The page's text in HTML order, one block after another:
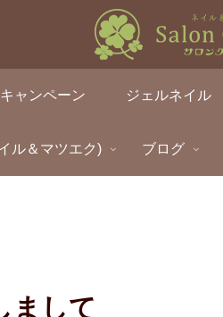
キャンペーン ジェルネイル
ル＆マツエク) ブログ
まして